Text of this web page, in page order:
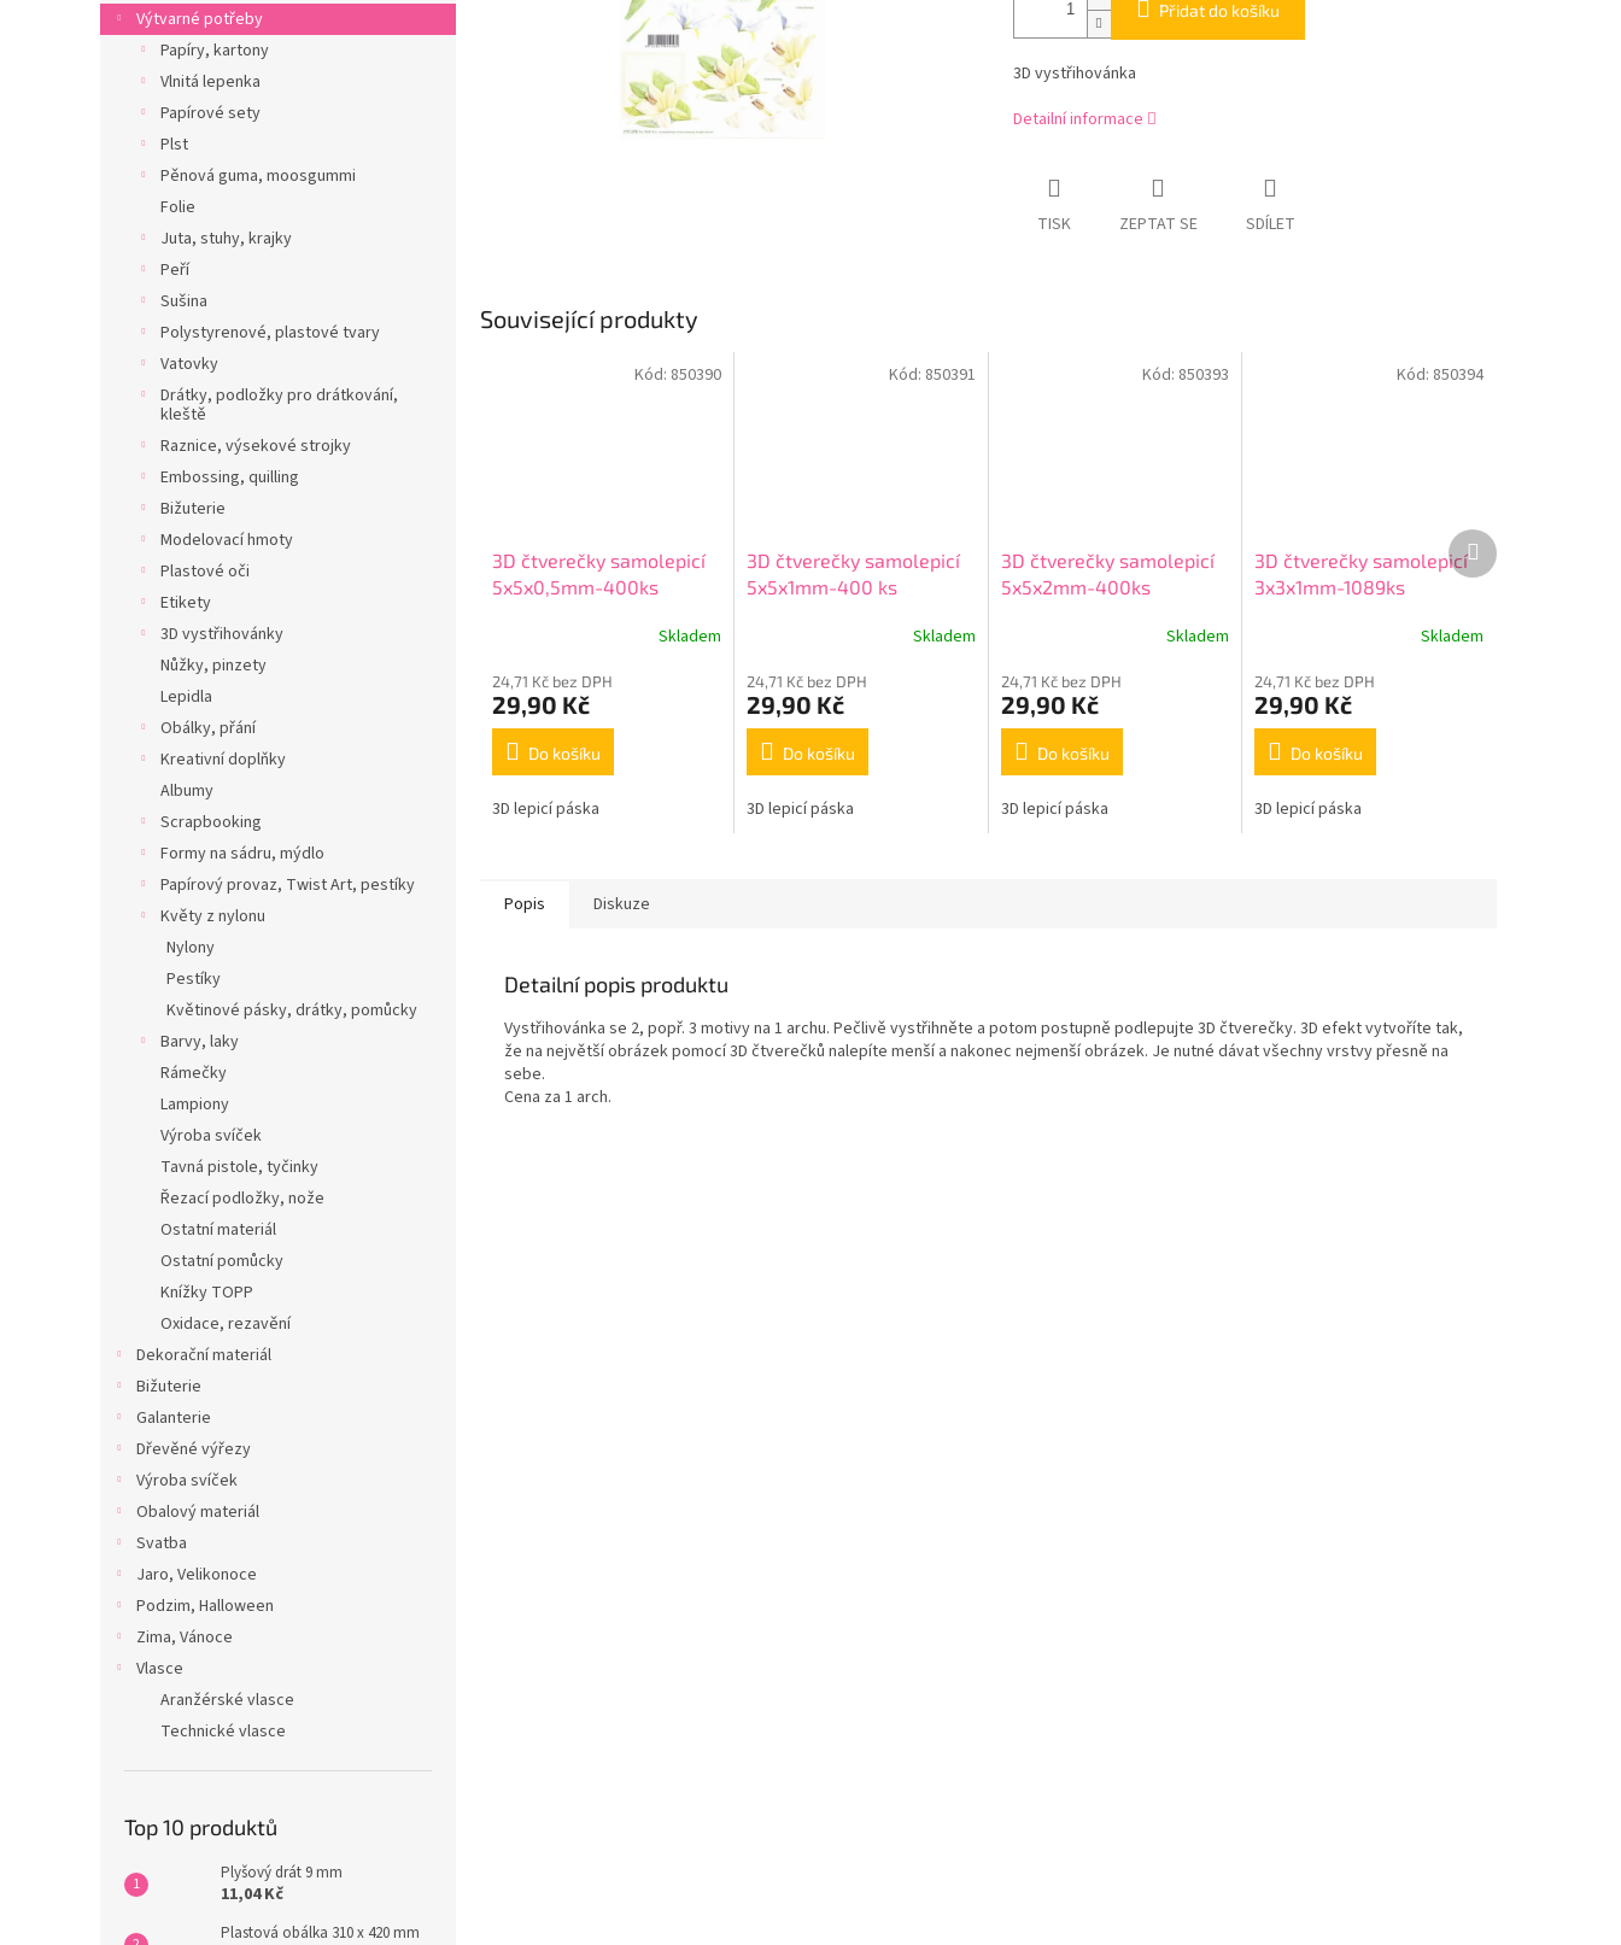
n
e
Výtvarné potřeby
Papíry, kartony
Vlnitá lepenka
Papírové sety
Plst
Pěnová guma, moosgummi
Folie
Juta, stuhy, krajky
Peří
Sušina
Polystyrenové, plastové tvary
Vatovky
Drátky, podložky pro drátkování,
kleště
Raznice, výsekové strojky
Embossing, quilling
Bižuterie
Modelovací hmoty
Plastové oči
Etikety
3D vystřihovánky
Nůžky, pinzety
Lepidla
Obálky, přání
Kreativní doplňky
Albumy
Scrapbooking
Formy na sádru, mýdlo
Papírový provaz, Twist Art, pestíky
Květy z nylonu
Nylony
Pestíky
Květinové pásky, drátky, pomůcky
Barvy, laky
Rámečky
Lampiony
Výroba svíček
Tavná pistole, tyčinky
Řezací podložky, nože
Ostatní materiál
Ostatní pomůcky
Knížky TOPP
Oxidace, rezavění
Dekorační materiál
Bižuterie
Galanterie
Dřevěné výřezy
Výroba svíček
Obalový materiál
Svatba
Jaro, Velikonoce
Podzim, Halloween
Zima, Vánoce
Vlasce
Aranžérské vlasce
Technické vlasce
Top 10 produktů
Plyšový drát 9 mm
11,04 Kč
Plastová obálka 310 x 420 mm
Přidat do košíku
3D vystřihovánka
Detailní informace
TISK ZEPTAT SE SDÍLET
Související produkty
3D čtverečky samolepicí
5x5x0,5mm-400ks
Skladem
24,71 Kč bez DPH
29,90 Kč
Do košíku
3D lepicí páska
Kód: 850390
3D čtverečky samolepicí
5x5x1mm-400 ks
Skladem
24,71 Kč bez DPH
29,90 Kč
Do košíku
3D lepicí páska
Kód: 850391
3D čtverečky samolepicí
5x5x2mm-400ks
Skladem
24,71 Kč bez DPH
29,90 Kč
Do košíku
3D lepicí páska
Kód: 850393
3D čtverečky samolepicí
3x3x1mm-1089ks
Skladem
24,71 Kč bez DPH
29,90 Kč
Do košíku
3D lepicí páska
Kód: 850394
Další
produkt
Popis Diskuze
Detailní popis produktu
Vystřihovánka se 2, popř. 3 motivy na 1 archu. Pečlivě vystřihněte a potom postupně podlepujte 3D čtverečky. 3D efekt vytvoříte tak,
že na největší obrázek pomocí 3D čtverečků nalepíte menší a nakonec nejmenší obrázek. Je nutné dávat všechny vrstvy přesně na
sebe.
Cena za 1 arch.